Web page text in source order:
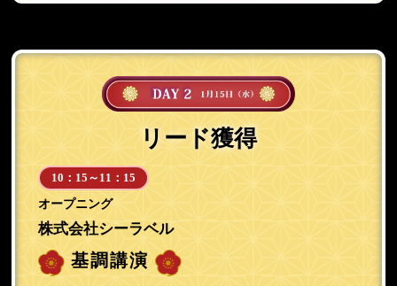
リード獲得
10：15～11：15
オープニング
株式会社シーラベル
基調講演